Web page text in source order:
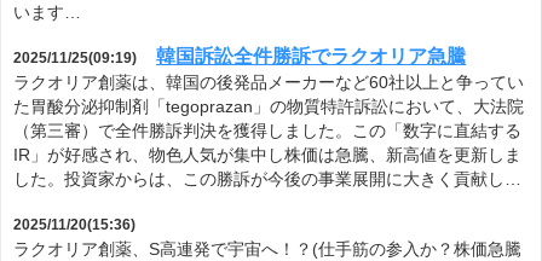
います…
2025/11/25(09:19) 韓国訴訟全件勝訴でラクオリア急騰
ラクオリア創薬は、韓国の後発品メーカーなど60社以上と争ってい
た胃酸分泌抑制剤「tegoprazan」の物質特許訴訟において、大法院
（第三審）で全件勝訴判決を獲得しました。この「数字に直結する
IR」が好感され、物色人気が集中し株価は急騰、新高値を更新しま
した。投資家からは、この勝訴が今後の事業展開に大きく貢献し…
2025/11/20(15:36)
ラクオリア創薬、S高連発で宇宙へ！？(仕手筋の参入か？株価急騰